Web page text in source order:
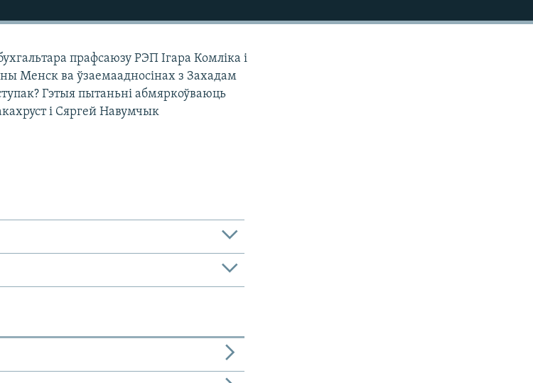
прафсаюзу РЭП Ігара Комліка і
Менск ва ўзаемаадносінах з Захадам
Гэтыя пытаньні абмяркоўваюць
і Сяргей Навумчык